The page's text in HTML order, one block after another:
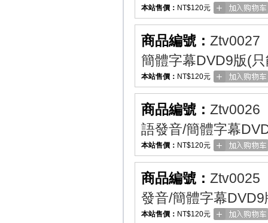
本站售價： NT$120元
商品編號： Ztv0027
簡體字幕DVD9版(
本站售價： NT$120元
商品編號： Ztv0026
語發音/簡體字幕
本站售價： NT$120元
商品編號： Ztv0025
發音/簡體字幕
本站售價： NT$120元